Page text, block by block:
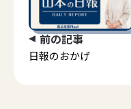
前の記事
日報のおかげ